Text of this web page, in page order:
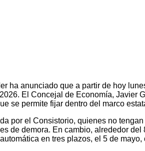
ha anunciado que a partir de hoy
El Concejal de Economía, Javier
se permite fijar dentro del marco
por el Consistorio, quienes no
de demora. En cambio, alrededor
en tres plazos, el 5 de